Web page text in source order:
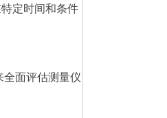
定时间和条件
全面评估测量仪